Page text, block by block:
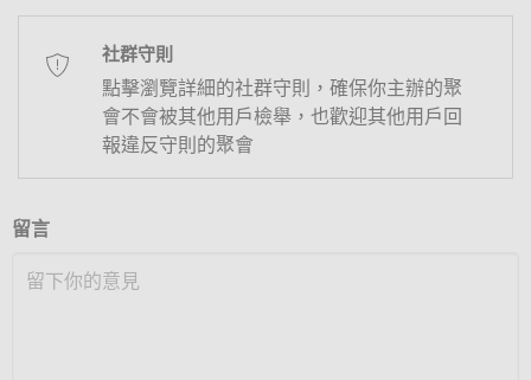
社群守則
點擊瀏覽詳細的社群守則，確保你主辦的聚
會不會被其他用戶檢舉，也歡迎其他用戶回
報違反守則的聚會
留言